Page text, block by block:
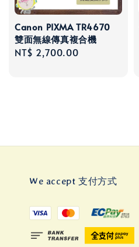
Canon PIXMA TR4670
雙面無線傳真複合機
Regular
NT$ 2,700.00
We accept 支付方式